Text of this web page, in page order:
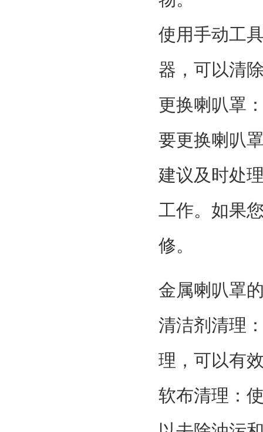
使用手动工
器，可以清
更换喇叭罩
要更换喇叭
建议及时处
工作。如果
修。
金属喇叭罩
清洁剂清理
理，可以有
软布清理：